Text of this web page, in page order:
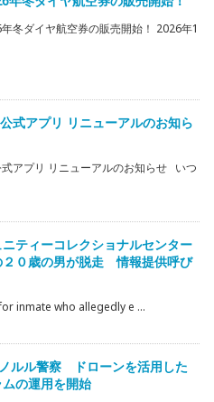
冬ダイヤ航空券の販売開始！ 2026年1
式アプリ リニューアルのお知ら
アプリ リニューアルのお知らせ いつ
ティーコレクショナルセンター
２０歳の男が脱走 情報提供呼び
inmate who allegedly e ...
ノルル警察 ドローンを活用した
の運用を開始